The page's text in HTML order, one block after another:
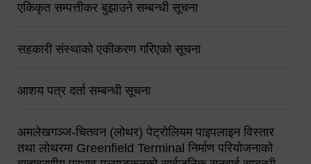
एकिकृत सम्पत्तीकर बुझाउने सम्बन्धी सूचना
सहकारी संस्थाको एकीकरण गरिएको सूचना
आशय पत्र दर्ता सम्बन्धी सूचना
अमलेखगञ्ज-चितवन (लोथर) पेट्रोलियम पाइपलाइन विस्तार
तथा लोथरमा Greenfield Terminal निर्माण परियोजनाको